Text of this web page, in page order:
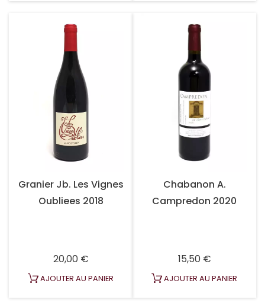
Granier Jb. Les Vignes
Oubliees 2018
20,00 €Prix
AJOUTER AU PANIER
Chabanon A.
Campredon 2020
15,50 €Prix
AJOUTER AU PANIER